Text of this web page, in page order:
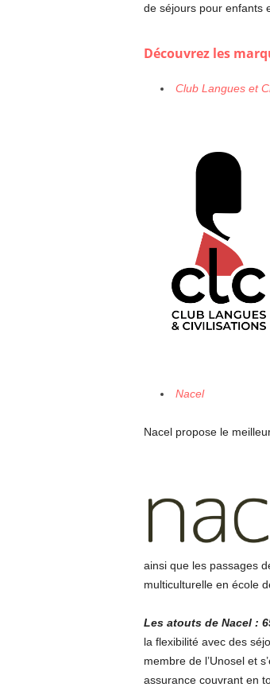
de séjours pour enfants
Découvrez les
Club Langues et
Nacel
Nacel propose le
ainsi que les passages
multiculturelle en école
Les atouts de Nacel :
la flexibilité avec des
membre de l’Unosel et
assurance couvrant en